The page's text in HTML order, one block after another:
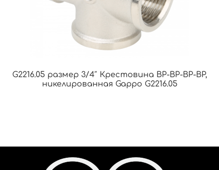
G2216.05 размер 3/4″ Крестовина ВР-ВР-ВР-ВР,
никелированная Gappo G2216.05